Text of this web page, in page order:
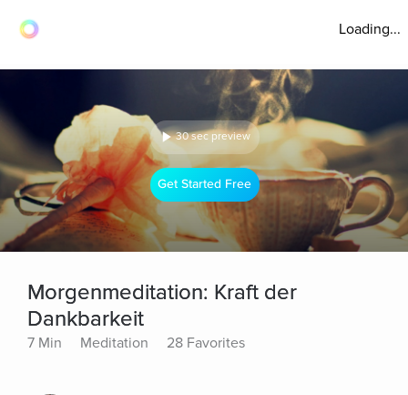
Loading...
30 sec preview
Get Started Free
Morgenmeditation: Kraft der
Dankbarkeit
7 Min Meditation 28 Favorites